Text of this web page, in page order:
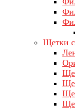
Щетки